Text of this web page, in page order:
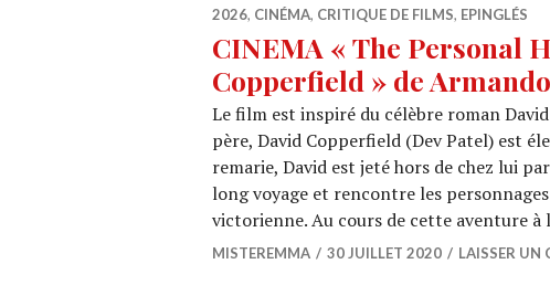
2026, CINÉMA, CRITIQUE DE FILMS, EPINGLÉS
CINEMA « The Personal
Copperfield » de
Le film est inspiré du célèbre roman
père, David Copperfield (Dev Patel) est
remarie, David est jeté hors de chez lui
long voyage et rencontre les
victorienne. Au cours de cette aventure à
MISTEREMMA 30 JUILLET 2020 LAISSER UN